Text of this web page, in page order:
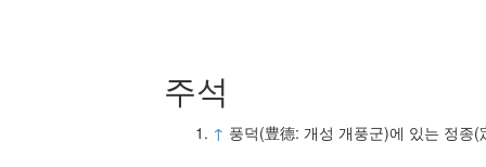
주석
↑ 풍덕(豊德: 개성 개풍군)에 있는 정종(